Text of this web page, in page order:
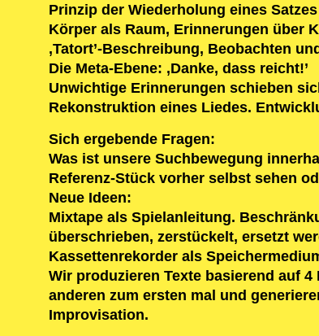
Prinzip der Wiederholung eines
Körper als Raum, Erinnerungen über
‚Tatort’-Beschreibung, Beobachten
Die Meta-Ebene: ‚Danke, dass reicht!’
Unwichtige Erinnerungen schieben
Rekonstruktion eines Liedes.
Sich ergebende Fragen:
Was ist unsere Suchbewegung
Referenz-Stück vorher selbst sehen
Neue Ideen:
Mixtape als Spielanleitung.
überschrieben, zerstückelt, ersetzt
Kassettenrekorder als
Wir produzieren Texte basierend auf
anderen zum ersten mal und
Improvisation.